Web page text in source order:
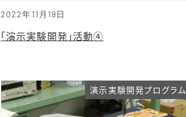
2022年11月19日
「演示実験開発」活動④
演示実験開発プログラム